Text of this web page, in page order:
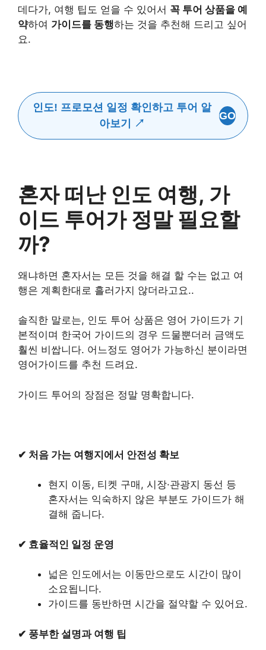
데다가, 여행 팁도 얻을 수 있어서 꼭 투어 상품을 예
약하여 가이드를 동행하는 것을 추천해 드리고 싶어
요.
인도! 프로모션 일정 확인하고 투어 알
아보기 ↗
GO
혼자 떠난 인도 여행, 가
이드 투어가 정말 필요할
까?
왜냐하면 혼자서는 모든 것을 해결 할 수는 없고 여
행은 계획한대로 흘러가지 않더라고요..
솔직한 말로는, 인도 투어 상품은 영어 가이드가 기
본적이며 한국어 가이드의 경우 드물뿐더러 금액도
훨씬 비쌉니다. 어느정도 영어가 가능하신 분이라면
영어가이드를 추천 드려요.
가이드 투어의 장점은 정말 명확합니다.
✔ 처음 가는 여행지에서 안전성 확보
현지 이동, 티켓 구매, 시장·관광지 동선 등
혼자서는 익숙하지 않은 부분도 가이드가 해
결해 줍니다.
✔ 효율적인 일정 운영
넓은 인도에서는 이동만으로도 시간이 많이
소요됩니다.
가이드를 동반하면 시간을 절약할 수 있어요.
✔ 풍부한 설명과 여행 팁